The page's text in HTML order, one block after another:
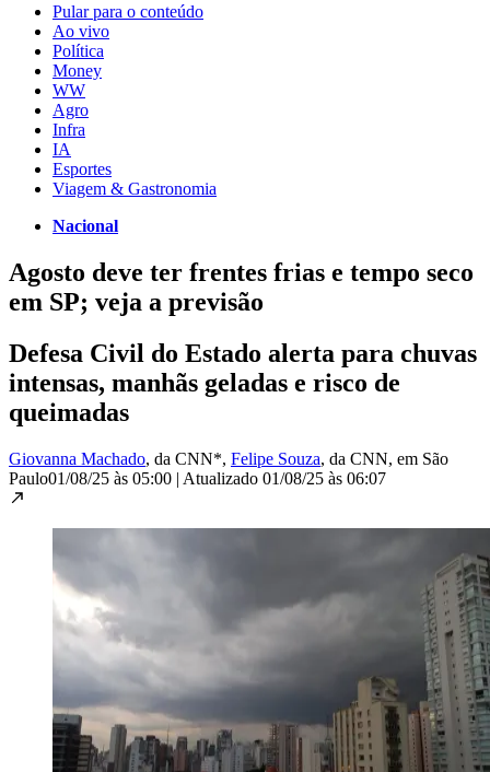
Pular para o conteúdo
Ao vivo
Política
Money
WW
Agro
Infra
IA
Esportes
Viagem & Gastronomia
Nacional
Agosto deve ter frentes frias e tempo seco
em SP; veja a previsão
Defesa Civil do Estado alerta para chuvas
intensas, manhãs geladas e risco de
queimadas
Giovanna Machado, da CNN*, Felipe Souza, da CNN, em São
Paulo01/08/25 às 05:00 | Atualizado 01/08/25 às 06:07